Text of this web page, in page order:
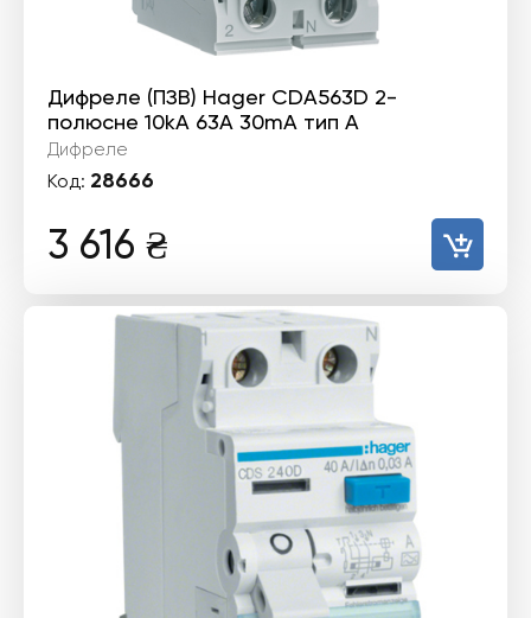
Дифреле (ПЗВ) Hager CDA563D 2-
полюсне 10kА 63А 30mA тип А
Дифреле
Код: 28666
3 616 ₴